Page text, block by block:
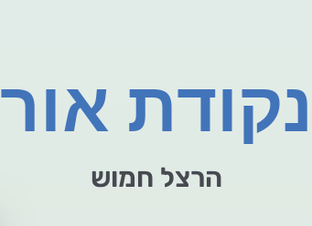
נקודת אור
הרצל חמוש